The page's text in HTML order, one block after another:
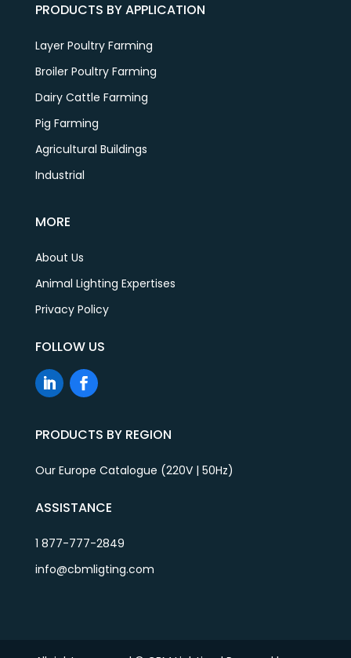
PRODUCTS BY APPLICATION
Layer Poultry Farming
Broiler Poultry Farming
Dairy Cattle Farming
Pig Farming
Agricultural Buildings
Industrial
MORE
About Us
Animal Lighting Expertises
Privacy Policy
FOLLOW US
PRODUCTS BY REGION
Our Europe Catalogue (220V | 50Hz)
ASSISTANCE
1 877-777-2849
info@cbmligting.com